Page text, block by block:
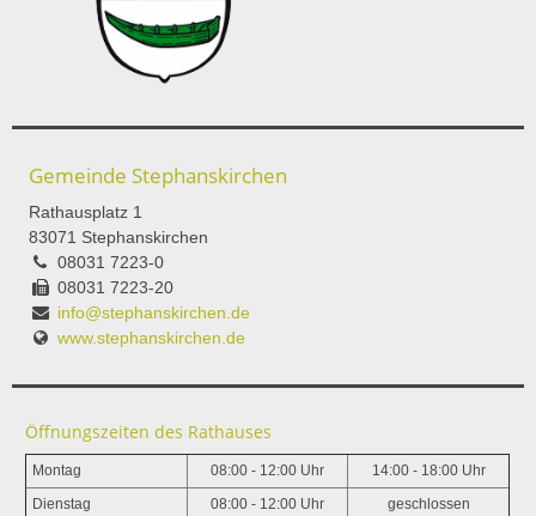
Gemeinde Stephanskirchen
Rathausplatz 1
83071 Stephanskirchen
08031 7223-0
08031 7223-20
info@stephanskirchen.de
www.stephanskirchen.de
Öffnungszeiten des Rathauses
Montag 08:00 - 12:00 Uhr 14:00 - 18:00 Uhr
Dienstag 08:00 - 12:00 Uhr geschlossen